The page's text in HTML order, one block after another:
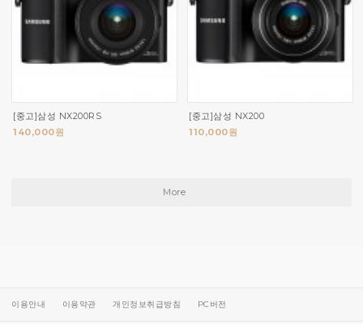
[중고]삼성 NX200RS
140,000원
[중고]삼성 NX200
110,000원
More
이용안내 이용약관 개인정보취급방침 PC버전